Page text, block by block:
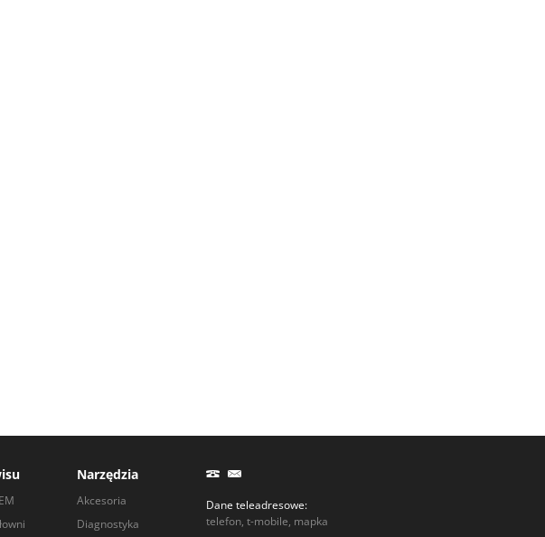
Narzędzia
Akcesoria
Diagnostyka
Dane teleadresowe:
telefon, t-mobile, mapka